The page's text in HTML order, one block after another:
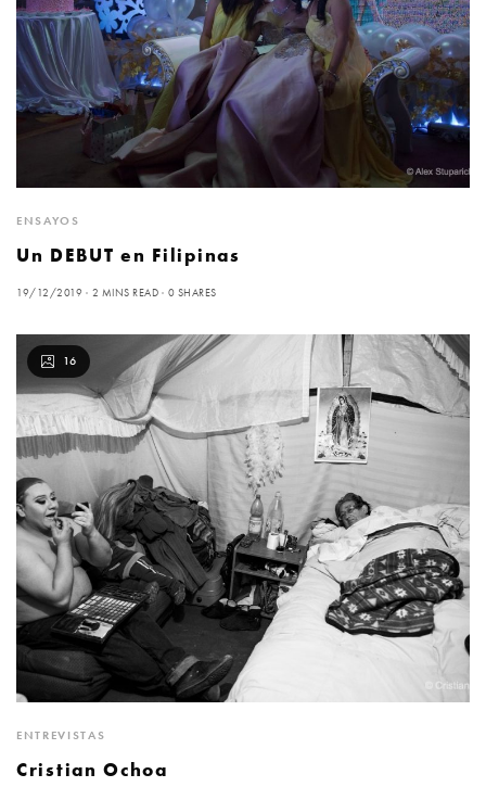
ENSAYOS
Un DEBUT en Filipinas
19/12/2019 2 MINS READ 0 SHARES
16
ENTREVISTAS
Cristian Ochoa